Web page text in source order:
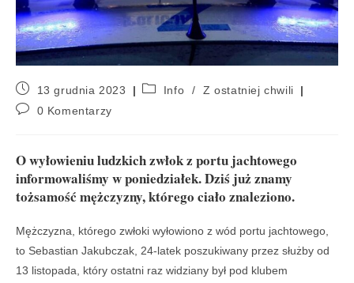
13 grudnia 2023 Info /
Z ostatniej chwili
0 Komentarzy
O wyłowieniu ludzkich zwłok z portu jachtowego
informowaliśmy w poniedziałek. Dziś już znamy
tożsamość mężczyzny, którego ciało znaleziono.
Mężczyzna, którego zwłoki wyłowiono z wód portu jachtowego,
to Sebastian Jakubczak, 24-latek poszukiwany przez służby od
13 listopada, który ostatni raz widziany był pod klubem